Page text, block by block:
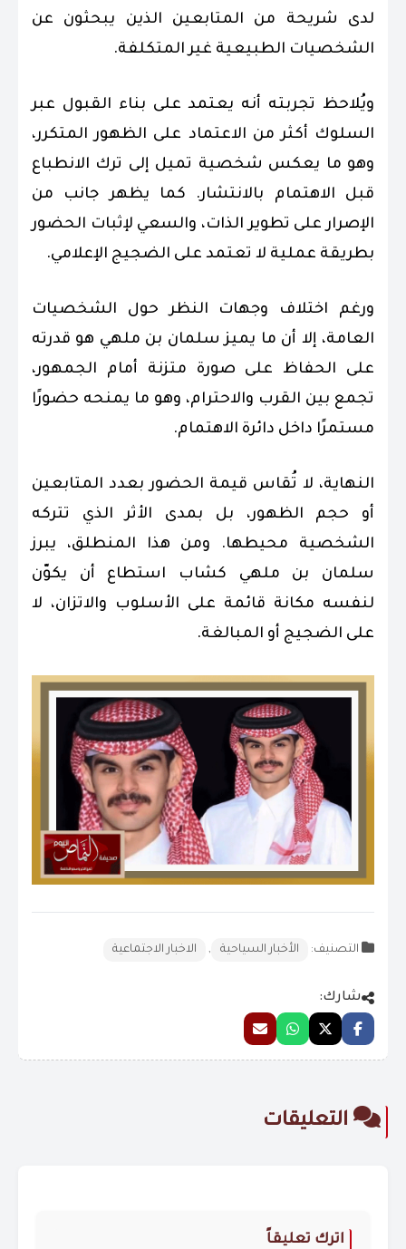
لدى شريحة من المتابعين الذين يبحثون عن
الشخصيات الطبيعية غير المتكلفة.
ويُلاحظ تجربته أنه يعتمد على بناء القبول عبر
السلوك أكثر من الاعتماد على الظهور المتكرر،
وهو ما يعكس شخصية تميل إلى ترك الانطباع
قبل الاهتمام بالانتشار. كما يظهر جانب من
الإصرار على تطوير الذات، والسعي لإثبات الحضور
بطريقة عملية لا تعتمد على الضجيج الإعلامي.
ورغم اختلاف وجهات النظر حول الشخصيات
العامة، إلا أن ما يميز سلمان بن ملهي هو قدرته
على الحفاظ على صورة متزنة أمام الجمهور،
تجمع بين القرب والاحترام، وهو ما يمنحه حضورًا
مستمرًا داخل دائرة الاهتمام.
النهاية، لا تُقاس قيمة الحضور بعدد المتابعين
أو حجم الظهور، بل بمدى الأثر الذي تتركه
الشخصية محيطها. ومن هذا المنطلق، يبرز
سلمان بن ملهي كشاب استطاع أن يكوّن
لنفسه مكانة قائمة على الأسلوب والاتزان، لا
على الضجيج أو المبالغة.
التصنيف: الأخبار السياحية , الاخبار الاجتماعية
شارك:
التعليقات
اترك تعليقاً